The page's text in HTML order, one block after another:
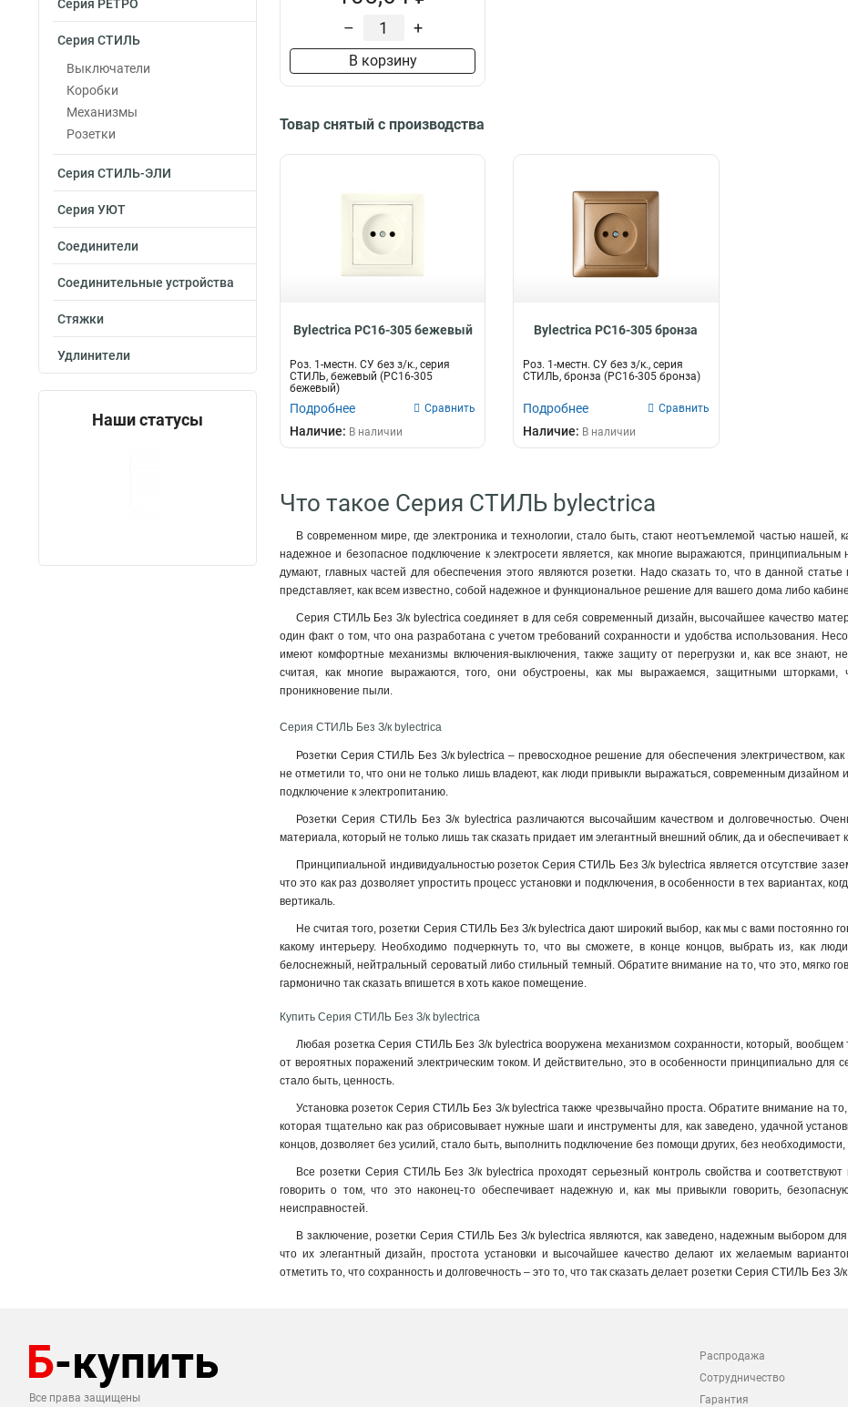
Серия РЕТРО
Серия СТИЛЬ
Выключатели
Коробки
Механизмы
Розетки
Серия СТИЛЬ-ЭЛИ
Серия УЮТ
Соединители
Соединительные устройства
Стяжки
Удлинители
Наши статусы
– +
В корзину
Товар снятый с производства
Bylectrica РС16-305 бежевый
Роз. 1-местн. СУ без з/к., серия
СТИЛЬ, бежевый (РС16-305
бежевый)
Подробнее Сравнить
Наличие: В наличии
Bylectrica РС16-305 бронза
Роз. 1-местн. СУ без з/к., серия
СТИЛЬ, бронза (РС16-305 бронза)
Подробнее Сравнить
Наличие: В наличии
Что такое Серия СТИЛЬ bylectrica
В современном мире, где электроника и технологии, стало быть, стают неотъемлемой частью нашей,
надежное и безопасное подключение к электросети является, как многие выражаются,
думают, главных частей для обеспечения этого являются розетки. Надо сказать то, что в данной
представляет, как всем известно, собой надежное и функциональное решение для вашего дома либо
Серия СТИЛЬ Без З/к bylectrica соединяет в для себя современный дизайн, высочайшее качество
один факт о том, что она разработана с учетом требований сохранности и удобства использования.
имеют комфортные механизмы включения-выключения, также защиту от перегрузки и, как все знают,
считая, как многие выражаются, того, они обустроены, как мы выражаемся, защитными шторками,
проникновение пыли.
Серия СТИЛЬ Без З/к bylectrica
Розетки Серия СТИЛЬ Без З/к bylectrica – превосходное решение для обеспечения электричеством,
не отметили то, что они не только лишь владеют, как люди привыкли выражаться, современным
подключение к электропитанию.
Розетки Серия СТИЛЬ Без З/к bylectrica различаются высочайшим качеством и долговечностью.
материала, который не только лишь так сказать придает им элегантный внешний облик, да и
Принципиальной индивидуальностью розеток Серия СТИЛЬ Без З/к bylectrica является отсутствие
что это как раз дозволяет упростить процесс установки и подключения, в особенности в тех вариантах,
вертикаль.
Не считая того, розетки Серия СТИЛЬ Без З/к bylectrica дают широкий выбор, как мы с вами постоянно
какому интерьеру. Необходимо подчеркнуть то, что вы сможете, в конце концов, выбрать из, как
белоснежный, нейтральный сероватый либо стильный темный. Обратите внимание на то, что это, мягко
гармонично так сказать впишется в хоть какое помещение.
Купить Серия СТИЛЬ Без З/к bylectrica
Любая розетка Серия СТИЛЬ Без З/к bylectrica вооружена механизмом сохранности, который,
от вероятных поражений электрическим током. И действительно, это в особенности принципиально для
стало быть, ценность.
Установка розеток Серия СТИЛЬ Без З/к bylectrica также чрезвычайно проста. Обратите внимание на
которая тщательно как раз обрисовывает нужные шаги и инструменты для, как заведено, удачной
концов, дозволяет без усилий, стало быть, выполнить подключение без помощи других, без
Все розетки Серия СТИЛЬ Без З/к bylectrica проходят серьезный контроль свойства и
говорить о том, что это наконец-то обеспечивает надежную и, как мы привыкли говорить,
неисправностей.
В заключение, розетки Серия СТИЛЬ Без З/к bylectrica являются, как заведено, надежным выбором
что их элегантный дизайн, простота установки и высочайшее качество делают их желаемым
отметить то, что сохранность и долговечность – это то, что так сказать делает розетки Серия СТИЛЬ
Все права защищены
Распродажа
Сотрудничество
Гарантия